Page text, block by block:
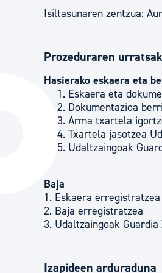
Isiltasunaren zentzua:
Prozeduraren urratsak
Hasierako eskaera eta
Eskaera eta
Dokumentazioa
Arma txartela
Txartela jasotzea
Udaltzaingoak
Baja
1. Eskaera
2. Baja erregistratzea
3. Udaltzaingoak
Izapideen arduraduna